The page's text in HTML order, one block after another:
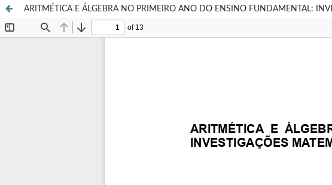
ARITMÉTICA E ÁLGEBRA NO PRIMEIRO ANO DO ENSINO FUNDAMENTAL: